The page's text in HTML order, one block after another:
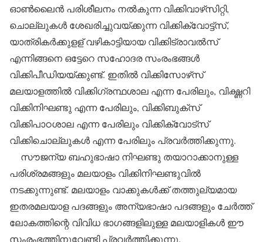
ഓണ്‍ലൈന്‍ പരിശീലനം നല്‍കുന്ന വിക്കിവാഴ്‌സിറ്റി,
ചൊല്ലുകള്‍ ശേഖരിച്ചുവയ്ക്കുന്ന വിക്കിക്വോട്ട്‌സ്,
യാത്രികര്‍ക്കുളള് വഴികാട്ടിയായ വിക്കിട്രാവല്‍സ്
എന്നിങ്ങനെ ഒട്ടേറെ സഹോദര സംരംഭങ്ങള്‍
വിക്കിപീഡിയയ്ക്കുണ്ട്. ഇതില്‍ വിക്കിസോഴ്‌സ്
മലയാളത്തില്‍ വിക്കിഗ്രന്ഥശാല എന്ന പേരിലും, വിക്ഷ്ണറി
വിക്കിനിഘണ്ടു എന്ന പേരിലും, വിക്കിബുക്‌സ്
വിക്കിപാഠശാല എന്ന പേരിലും വിക്കിക്വോട്‌സ്
വിക്കിചൊല്ലുകള്‍ എന്ന പേരിലും പ്രവര്‍ത്തിക്കുന്നു.
സൗജന്യ ബഹുഭാഷാ നിഘണ്ടു തയാറാക്കാനുള്ള
പരിശ്രമങ്ങളും മലയാളം വിക്കിനിഘണ്ടുവില്‍
നടക്കുന്നുണ്ട്. മലയാളം വാക്കുകള്‍ക്ക് തത്തുല്യമായ
ഇതരമലയാള പദങ്ങളും അന്യഭാഷാ പദങ്ങളും ചേര്‍ത്ത്
ലോകത്തിന്റെ വിവിധ ഭാഗങ്ങളിലുള്ള മലയാളികള്‍ ഈ
സംരംഭത്തിനുവേണ്ടി പ്രവര്‍ത്തിക്കുന്നു.